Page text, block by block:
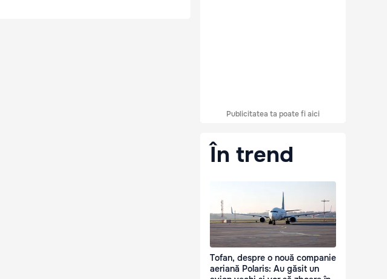
Publicitatea ta poate fi aici
În trend
Tofan, despre o nouă companie
aeriană Polaris: Au găsit un